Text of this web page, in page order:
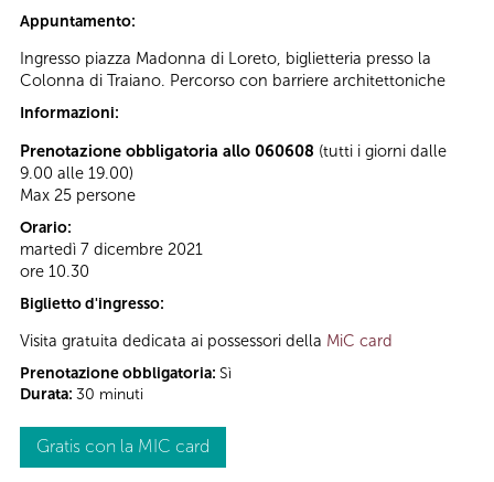
Appuntamento:
Ingresso piazza Madonna di Loreto, biglietteria presso la
Colonna di Traiano. Percorso con barriere architettoniche
Informazioni:
Prenotazione obbligatoria allo 060608 (tutti i giorni dalle
9.00 alle 19.00)
Max 25 persone
Orario:
martedì 7 dicembre 2021
ore 10.30
Biglietto d'ingresso:
Visita gratuita dedicata ai possessori della MiC card
Prenotazione obbligatoria: Sì
Durata: 30 minuti
Gratis con la MIC card